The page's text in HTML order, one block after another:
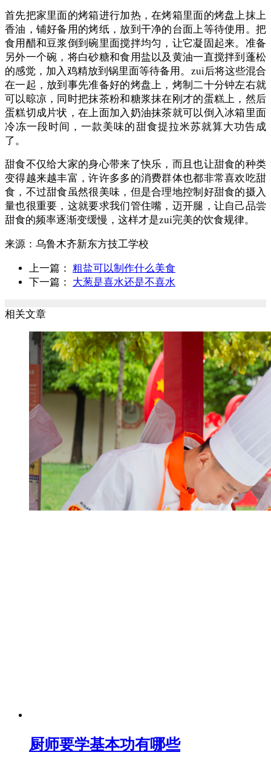
首先把家里面的烤箱进行加热，在烤箱里面的烤盘上抹上
香油，铺好备用的烤纸，放到干净的台面上等待使用。把
食用醋和豆浆倒到碗里面搅拌均匀，让它凝固起来。准备
另外一个碗，将白砂糖和食用盐以及黄油一直搅拌到蓬松
的感觉，加入鸡精放到锅里面等待备用。zui后将这些混合
在一起，放到事先准备好的烤盘上，烤制二十分钟左右就
可以晾凉，同时把抹茶粉和糖浆抹在刚才的蛋糕上，然后
蛋糕切成片状，在上面加入奶油抹茶就可以倒入冰箱里面
冷冻一段时间，一款美味的甜食提拉米苏就算大功告成
了。
甜食不仅给大家的身心带来了快乐，而且也让甜食的种类
变得越来越丰富，许许多多的消费群体也都非常喜欢吃甜
食，不过甜食虽然很美味，但是合理地控制好甜食的摄入
量也很重要，这就要求我们管住嘴，迈开腿，让自己品尝
甜食的频率逐渐变缓慢，这样才是zui完美的饮食规律。
来源： 乌鲁木齐新东方技工学校
上一篇： 粗盐可以制作什么美食
下一篇： 大葱是喜水还是不喜水
相关文章
厨师要学基本功有哪些